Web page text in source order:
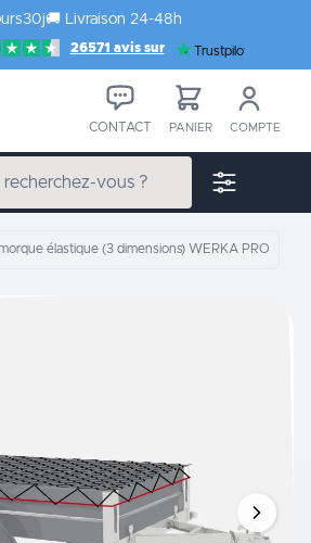
30j🚚 Livraison 24-48h
26571 avis sur Trustpilot
CONTACT PANIER COMPTE
élastique (3 dimensions) WERKA PRO